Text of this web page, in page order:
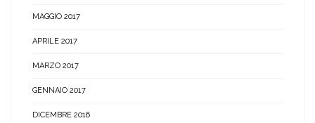
MAGGIO 2017
APRILE 2017
MARZO 2017
GENNAIO 2017
DICEMBRE 2016